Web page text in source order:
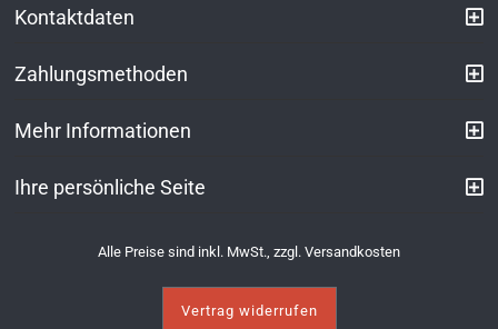
Kontaktdaten
Zahlungsmethoden
Mehr Informationen
Ihre persönliche Seite
Alle Preise sind inkl. MwSt., zzgl. Versandkosten
Vertrag widerrufen